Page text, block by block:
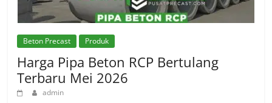
Beton Precast Produk
Harga Pipa Beton RCP Bertulang
Terbaru Mei 2026
admin